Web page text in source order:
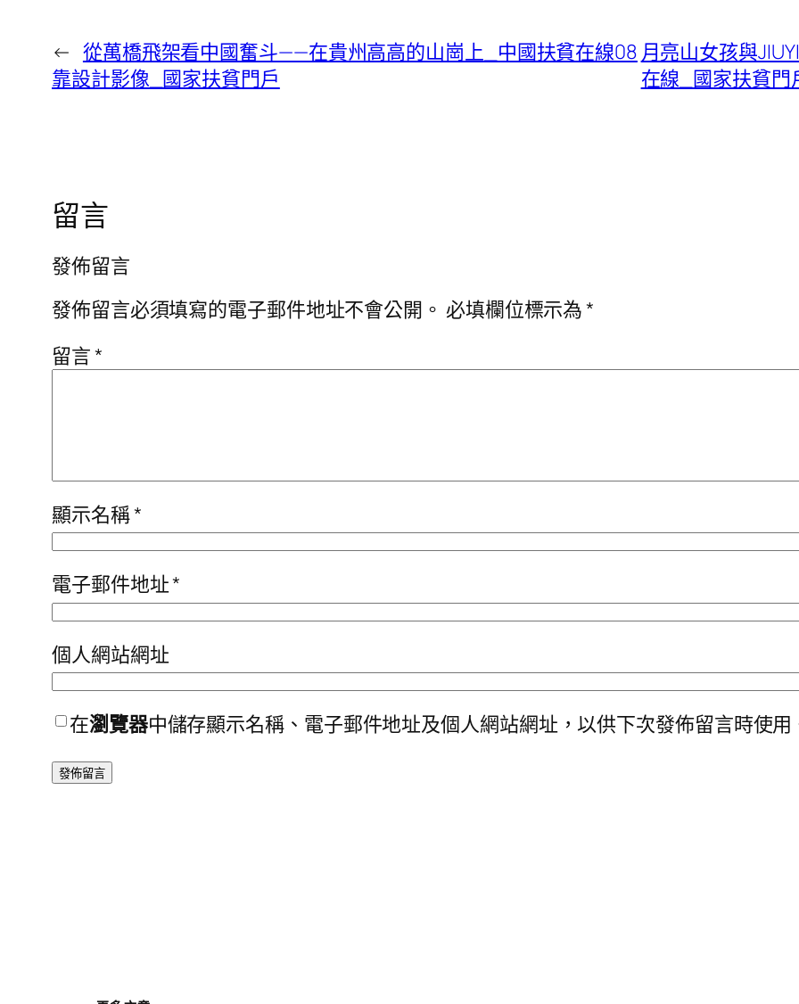
← 從萬橋飛架看中國奮斗——在貴州高高的山崗上_中國扶貧在線08
靠設計影像_國家扶貧門戶
月亮山女孩與
在線_國家扶貧門
留言
發佈留言
發佈留言必須填寫的電子郵件地址不會公開。 必填欄位標示為*
留言*
顯示名稱*
電子郵件地址*
個人網站網址
在瀏覽器中儲存顯示名稱、電子郵件地址及個人網站網址，以供下次發佈留言時使用